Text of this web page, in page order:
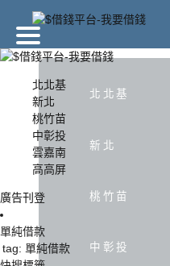
北北基
新北
桃竹苗
中彰投
北北基
新北
桃竹苗
中彰投
雲嘉南
高高屏
廣告刊登
單純借款
tag: 單純借款